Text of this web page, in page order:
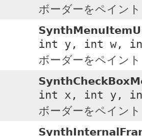
ボーダーをペイン
int y, int w,
ボーダーをペイン
int x, int y,
ボーダーをペイン